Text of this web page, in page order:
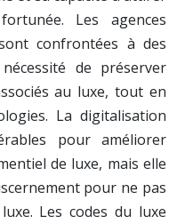
Les agences
confrontées à des
de préserver
au luxe, tout en
La digitalisation
pour améliorer
de luxe, mais elle
pour ne pas
Les codes du luxe